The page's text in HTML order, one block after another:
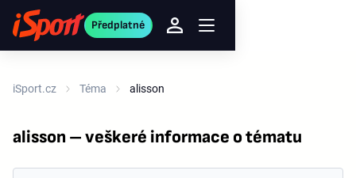
Předplatné
iSport.cz Téma alisson
alisson – veškeré informace o tématu